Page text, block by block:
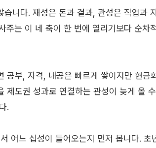
니다. 재성은 돈과 결과, 관성은 직업과
주는 이 네 축이 한 번에 열리기보다 순차
공부, 자격, 내공은 빠르게 쌓이지만 현금
제도권 성과로 연결하는 관성이 늦게 올
.
어느 십성이 들어오는지 먼저 봅니다. 초